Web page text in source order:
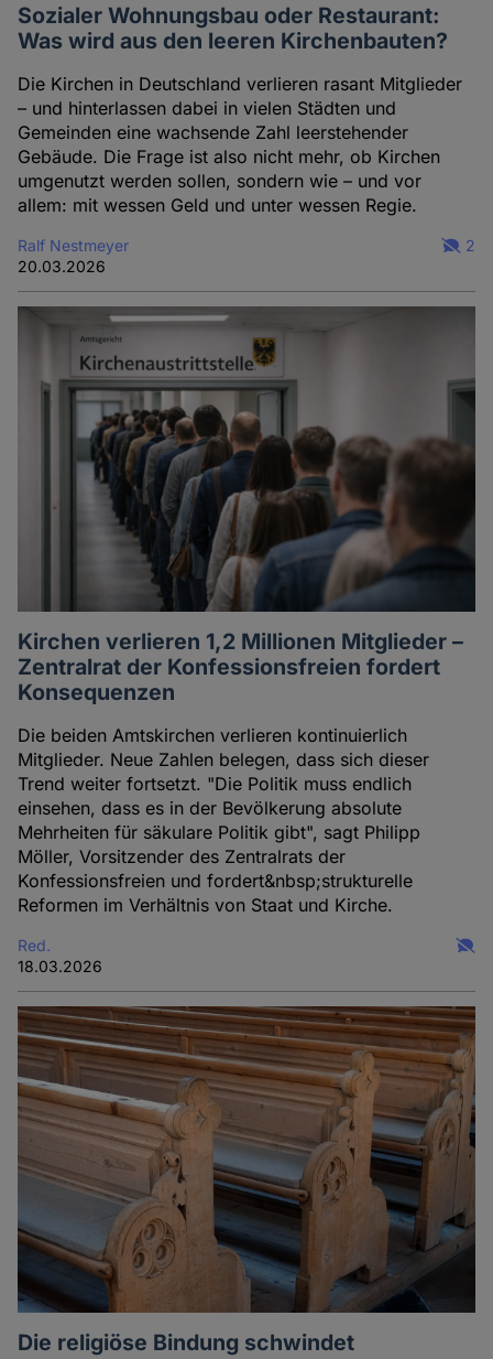
Sozialer Wohnungsbau oder Restaurant:
Was wird aus den leeren Kirchenbauten?
Die Kirchen in Deutschland verlieren rasant Mitglieder
– und hinterlassen dabei in vielen Städten und
Gemeinden eine wachsende Zahl leerstehender
Gebäude. Die Frage ist also nicht mehr, ob Kirchen
umgenutzt werden sollen, sondern wie – und vor
allem: mit wessen Geld und unter wessen Regie.
Ralf Nestmeyer
20.03.2026
2
Kirchen verlieren 1,2 Millionen Mitglieder –
Zentralrat der Konfessionsfreien fordert
Konsequenzen
Die beiden Amtskirchen verlieren kontinuierlich
Mitglieder. Neue Zahlen belegen, dass sich dieser
Trend weiter fortsetzt. "Die Politik muss endlich
einsehen, dass es in der Bevölkerung absolute
Mehrheiten für säkulare Politik gibt", sagt Philipp
Möller, Vorsitzender des Zentralrats der
Konfessionsfreien und fordert&nbsp;strukturelle
Reformen im Verhältnis von Staat und Kirche.
Red.
18.03.2026
Die religiöse Bindung schwindet